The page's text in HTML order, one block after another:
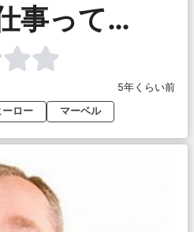
事って…
5年くらい前
ーロー マーベル